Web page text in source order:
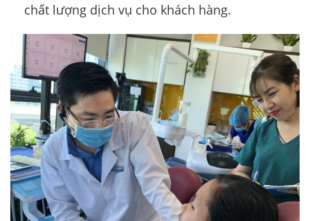
chất lượng dịch vụ cho khách hàng.